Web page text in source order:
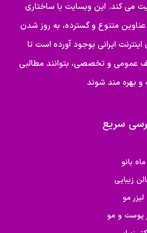
می کند. این وبسایت با ساختاری
متنوع و گسترده، به روز شدن
ایرانی بوجود آورده است تا
عمومی و تخصصی، بتوانند مطالبی
و بهره مند شوند
سریع
ماه بانو
زیبایی
لیزر مو
پوست و مو